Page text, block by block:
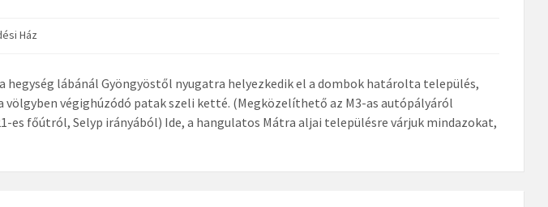
Ház
hegység lábánál Gyöngyöstől nyugatra helyezkedik el a dombok határolta település,
völgyben végighúzódó patak szeli ketté. (Megközelíthető az M3-as autópályáról
es főútról, Selyp irányából) Ide, a hangulatos Mátra aljai településre várjuk mindazokat,